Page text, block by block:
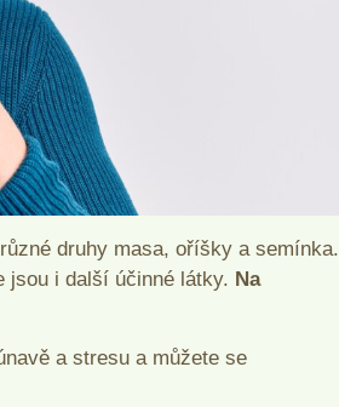
druhy masa, oříšky a semínka.
jsou i další účinné látky. Na
a stresu a můžete se